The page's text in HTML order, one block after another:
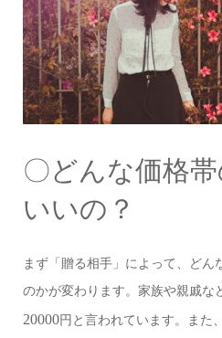
〇どんな価格
いいの？
まず「贈る相手」によって、どん
のかが変わります。家族や親戚な
20000円と言われています。また